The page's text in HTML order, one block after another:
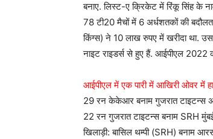
बनाए. लिस्ट-ए क्रिकेट में रिंकू सिंह के
78 टी20 मैचों में 6 अर्धशतकों की
किंग्स) ने 10 लाख रुपए में खरीदा था.
नाइट राइडर्स से हुए हैं. आईपीएल 2022
आईपीएल में एक पारी में आखिरी ओवर में
29 रन केकेआर बनाम गुजरात टाइटन्स
22 रन गुजरात टाइटन्स बनाम SRH
खिलाड़ी: बासिल थम्पी (SRH) बनाम